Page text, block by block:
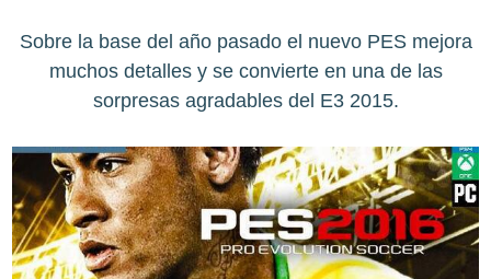
Sobre la base del año pasado el nuevo PES mejora
muchos detalles y se convierte en una de las
sorpresas agradables del E3 2015.